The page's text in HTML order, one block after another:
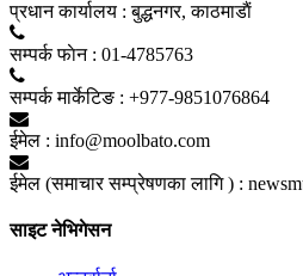
प्रधान कार्यालय : बुद्धनगर, काठमाडाैं
सम्पर्क फाेन : 01-4785763
सम्पर्क मार्केटिङ : +977-9851076864
ईमेल : info@moolbato.com
ईमेल (समाचार सम्प्रेषणका लागि ) :
साइट नेभिगेसन